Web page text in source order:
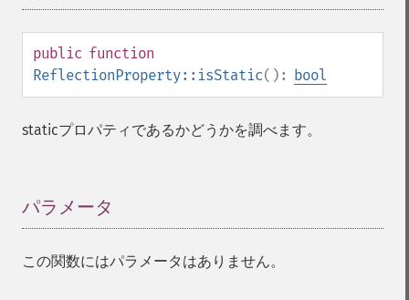
public function
ReflectionProperty::isStatic(): bool
staticプロパティであるかどうかを調べます。
パラメータ
この関数にはパラメータはありません。